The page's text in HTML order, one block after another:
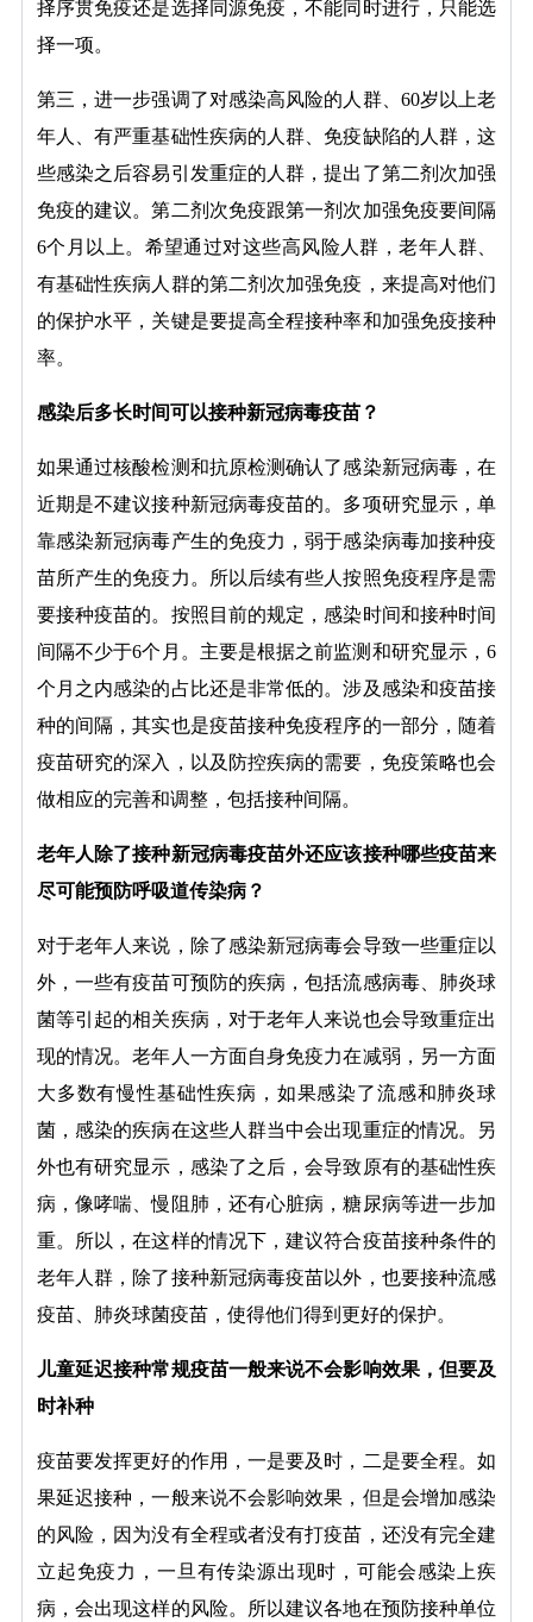
择序贯免疫还是选择同源免疫，不能同时进行，只能选
择一项。
第三，进一步强调了对感染高风险的人群、60岁以上老
年人、有严重基础性疾病的人群、免疫缺陷的人群，这
些感染之后容易引发重症的人群，提出了第二剂次加强
免疫的建议。第二剂次免疫跟第一剂次加强免疫要间隔
6个月以上。希望通过对这些高风险人群，老年人群、
有基础性疾病人群的第二剂次加强免疫，来提高对他们
的保护水平，关键是要提高全程接种率和加强免疫接种
率。
感染后多长时间可以接种新冠病毒疫苗？
如果通过核酸检测和抗原检测确认了感染新冠病毒，在
近期是不建议接种新冠病毒疫苗的。多项研究显示，单
靠感染新冠病毒产生的免疫力，弱于感染病毒加接种疫
苗所产生的免疫力。所以后续有些人按照免疫程序是需
要接种疫苗的。按照目前的规定，感染时间和接种时间
间隔不少于6个月。主要是根据之前监测和研究显示，6
个月之内感染的占比还是非常低的。涉及感染和疫苗接
种的间隔，其实也是疫苗接种免疫程序的一部分，随着
疫苗研究的深入，以及防控疾病的需要，免疫策略也会
做相应的完善和调整，包括接种间隔。
老年人除了接种新冠病毒疫苗外还应该接种哪些疫苗来
尽可能预防呼吸道传染病？
对于老年人来说，除了感染新冠病毒会导致一些重症以
外，一些有疫苗可预防的疾病，包括流感病毒、肺炎球
菌等引起的相关疾病，对于老年人来说也会导致重症出
现的情况。老年人一方面自身免疫力在减弱，另一方面
大多数有慢性基础性疾病，如果感染了流感和肺炎球
菌，感染的疾病在这些人群当中会出现重症的情况。另
外也有研究显示，感染了之后，会导致原有的基础性疾
病，像哮喘、慢阻肺，还有心脏病，糖尿病等进一步加
重。所以，在这样的情况下，建议符合疫苗接种条件的
老年人群，除了接种新冠病毒疫苗以外，也要接种流感
疫苗、肺炎球菌疫苗，使得他们得到更好的保护。
儿童延迟接种常规疫苗一般来说不会影响效果，但要及
时补种
疫苗要发挥更好的作用，一是要及时，二是要全程。如
果延迟接种，一般来说不会影响效果，但是会增加感染
的风险，因为没有全程或者没有打疫苗，还没有完全建
立起免疫力，一旦有传染源出现时，可能会感染上疾
病，会出现这样的风险。所以建议各地在预防接种单位